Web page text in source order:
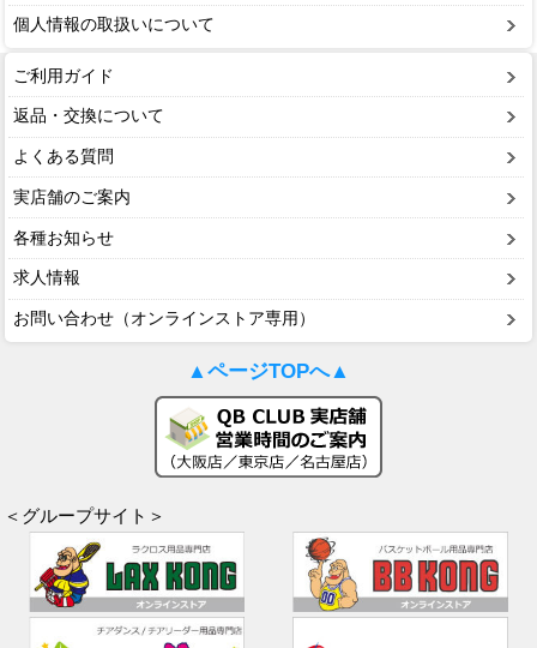
個人情報の取扱いについて
ご利用ガイド
返品・交換について
よくある質問
実店舗のご案内
各種お知らせ
求人情報
お問い合わせ（オンラインストア専用）
▲ページTOPへ▲
＜グループサイト＞